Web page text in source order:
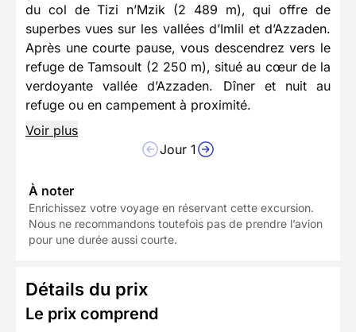
du col de Tizi n’Mzik (2 489 m), qui offre de
superbes vues sur les vallées d’Imlil et d’Azzaden.
Après une courte pause, vous descendrez vers le
refuge de Tamsoult (2 250 m), situé au cœur de la
verdoyante vallée d’Azzaden. Dîner et nuit au
refuge ou en campement à proximité.
Voir plus
Jour 1
À noter
Enrichissez votre voyage en réservant cette excursion.
Nous ne recommandons toutefois pas de prendre l’avion
pour une durée aussi courte.
Détails du prix
Le prix comprend